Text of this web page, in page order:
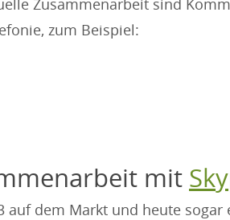
Zusammenarbeit sind
zum Beispiel:
mit
auf dem Markt und heute sogar